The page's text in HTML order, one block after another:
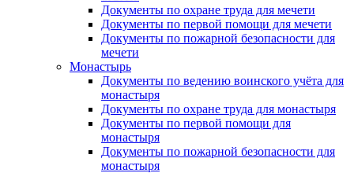
Документы по охране труда для мечети
Документы по первой помощи для мечети
Документы по пожарной безопасности для
мечети
Монастырь
Документы по ведению воинского учёта для
монастыря
Документы по охране труда для монастыря
Документы по первой помощи для
монастыря
Документы по пожарной безопасности для
монастыря